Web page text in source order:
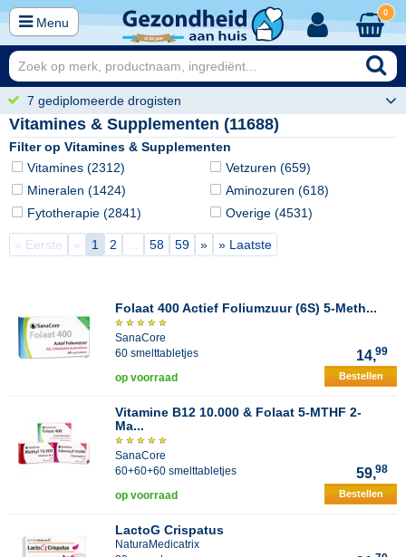
Menu
0
7 gediplomeerde drogisten
Vitamines & Supplementen (11688)
Filter op Vitamines & Supplementen
Vitamines (2312)
Mineralen (1424)
Fytotherapie (2841)
Vetzuren (659)
Aminozuren (618)
Overige (4531)
« Eerste « 1 2 58 59 » » Laatste
Folaat 400 Actief Foliumzuur (6S) 5-Meth...
SanaCore
60 smelttabletjes
14,99
op voorraad Bestellen
Vitamine B12 10.000 & Folaat 5-MTHF 2-
Ma...
SanaCore
60+60+60 smelttabletjes
59,98
op voorraad Bestellen
LactoG Crispatus
NaturaMedicatrix